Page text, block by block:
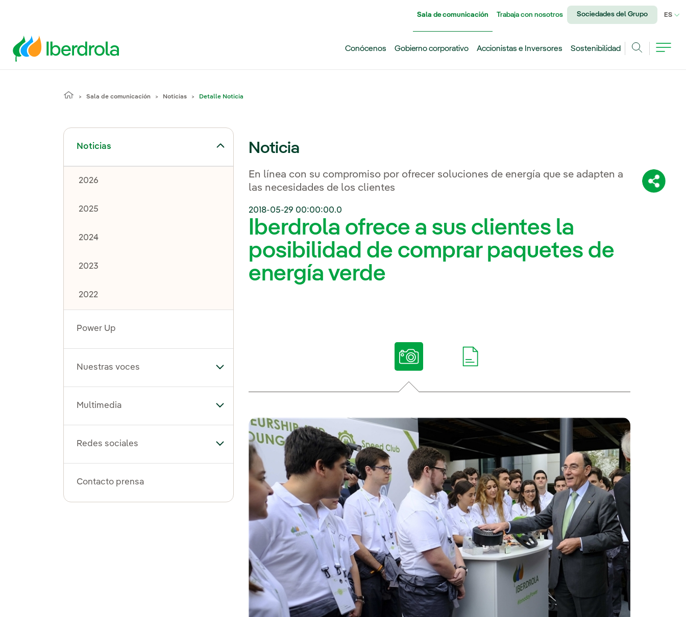
Sala de comunicación Trabaja con nosotros Sociedades del Grupo ES
Conócenos Gobierno corporativo Accionistas e Inversores
Sostenibilidad
Sala de comunicación Noticias Detalle Noticia
Noticias
Alternar el submenú para Noticias
2026
2025
2024
2023
2022
Power Up
Nuestras voces Alternar el submenú para Nuestras voces
Multimedia Alternar el submenú para Multimedia
Redes sociales Alternar el submenú para Redes sociales
Contacto prensa
Noticia
En línea con su compromiso por ofrecer soluciones de energía que se adapten a
las necesidades de los clientes
2018-05-29 00:00:00.0
Iberdrola ofrece a sus clientes la
posibilidad de comprar paquetes de
energía verde